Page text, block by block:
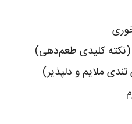
ملایم و دلپذیر)